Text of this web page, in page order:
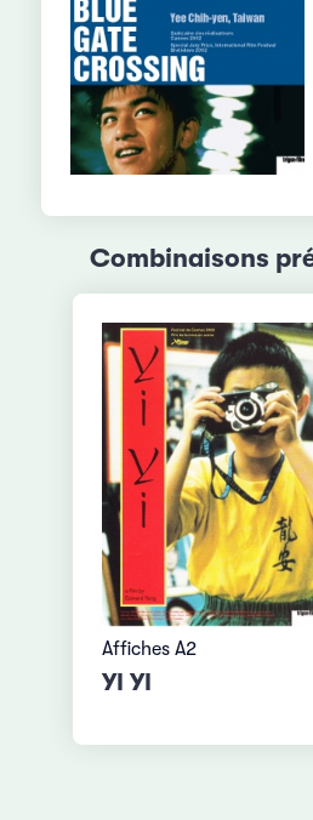
Combinaisons
Affiches A2
YI YI